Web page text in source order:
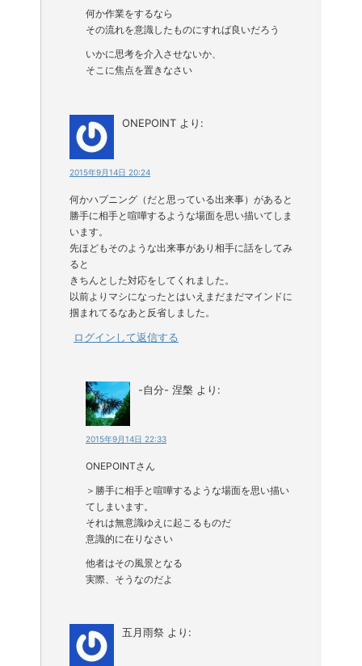
何か作業をするなら
その流れを意識したものにすれば良いだろう
いかに思考を介入させないか、
そこに焦点を置きなさい
ONEPOINT より:
2015年9月14日 20:24
何かハプニング（だと思っている出来事）があると
勝手に相手と喧嘩するような場面を思い描いてしま
います。
先ほどもそのような出来事があり相手に話をしてみ
ると
きちんとした対応をしてくれました。
以前よりマシになったとはいえまだまだマインドに
掴まれてるなあと反省しました。
ログインして返信する
-自分- 涅槃 より:
2015年9月14日 22:33
ONEPOINTさん
＞勝手に相手と喧嘩するような場面を思い描い
てしまいます。
それは無意識ゆえに起こるものだ
意識的に在りなさい
他者はその風景となる
実際、そうなのだよ
五月雨祭 より: